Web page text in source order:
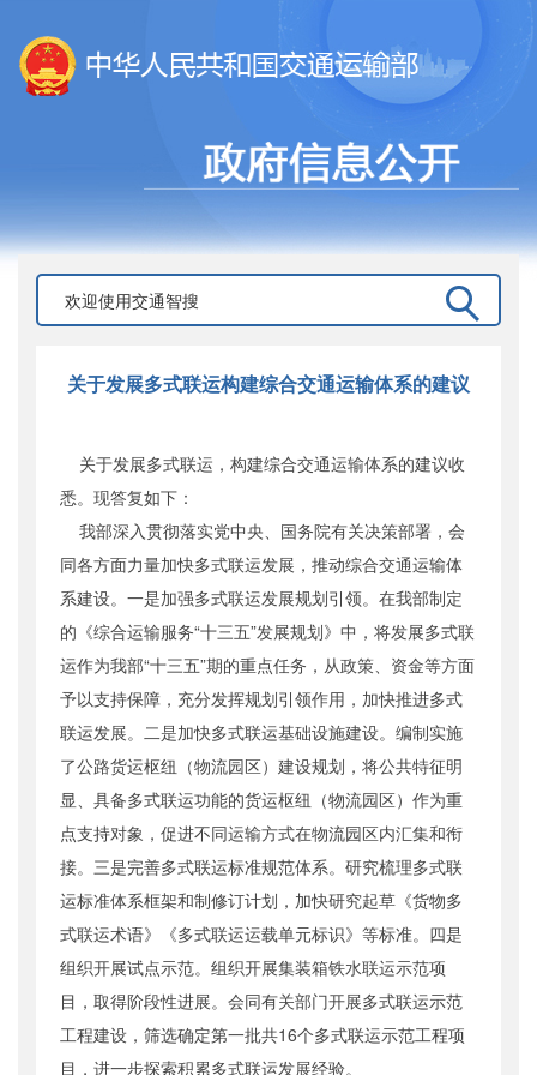
关于发展多式联运构建综合交通运输体系的建议
关于发展多式联运，构建综合交通运输体系的建议收
悉。现答复如下：
我部深入贯彻落实党中央、国务院有关决策部署，会
同各方面力量加快多式联运发展，推动综合交通运输体
系建设。一是加强多式联运发展规划引领。在我部制定
的《综合运输服务“十三五”发展规划》中，将发展多式联
运作为我部“十三五”期的重点任务，从政策、资金等方面
予以支持保障，充分发挥规划引领作用，加快推进多式
联运发展。二是加快多式联运基础设施建设。编制实施
了公路货运枢纽（物流园区）建设规划，将公共特征明
显、具备多式联运功能的货运枢纽（物流园区）作为重
点支持对象，促进不同运输方式在物流园区内汇集和衔
接。三是完善多式联运标准规范体系。研究梳理多式联
运标准体系框架和制修订计划，加快研究起草《货物多
式联运术语》《多式联运运载单元标识》等标准。四是
组织开展试点示范。组织开展集装箱铁水联运示范项
目，取得阶段性进展。会同有关部门开展多式联运示范
工程建设，筛选确定第一批共16个多式联运示范工程项
目，进一步探索积累多式联运发展经验。